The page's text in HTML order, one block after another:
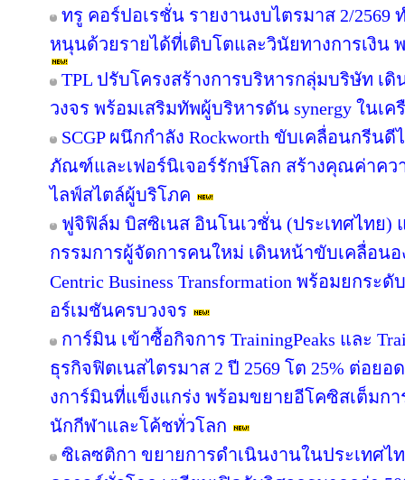
ทรู คอร์ปอเรชั่น รายงานงบไตรมาส 2/2569
หนุนด้วยรายได้ที่เติบโตและวินัยทางการเงิน
TPL ปรับโครงสร้างการบริหารกลุ่มบริษัท เ
วงจร พร้อมเสริมทัพผู้บริหารดัน synergy ในเค
SCGP ผนึกกำลัง Rockworth ขับเคลื่อนกรี
ภัณฑ์และเฟอร์นิเจอร์รักษ์โลก สร้างคุณค่าคว
ไลฟ์สไตล์ผู้บริโภค
ฟูจิฟิล์ม บิสซิเนส อินโนเวชั่น (ประเทศไทย)
กรรมการผู้จัดการคนใหม่ เดินหน้าขับเคลื่อนอ
Centric Business Transformation พร้อมยก
อร์เมชันครบวงจร
การ์มิน เข้าซื้อกิจการ TrainingPeaks และ
ธุรกิจฟิตเนสไตรมาส 2 ปี 2569 โต 25% ต่อย
งการ์มินที่แข็งแกร่ง พร้อมขยายอีโคซิสเต็มก
นักกีฬาและโค้ชทั่วโลก
ซิเลซติกา ขยายการดำเนินงานในประเทศไ